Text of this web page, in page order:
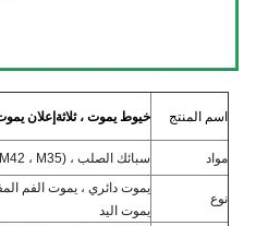
اسم المنتج خيوط يموت ، ثلاثةإعلان
مواد سبائك الصلب ، HSS (M2 ، M42 ، M35)
نوع
يموت دائري ، يموت الفم
يموت اليد